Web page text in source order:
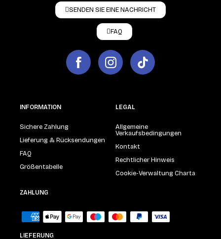
SENDEN SIE EINE NACHRICHT
FAQ
INFORMATION
Sichere Zahlung
Lieferung & Rücksendungen
FAQ
Größentabelle
LEGAL
Allgemeine
Verkaufsbedingungen
Kontakt
Rechtlicher Hinweis
Cookie-Verwaltung Charta
ZAHLUNG
LIEFERUNG